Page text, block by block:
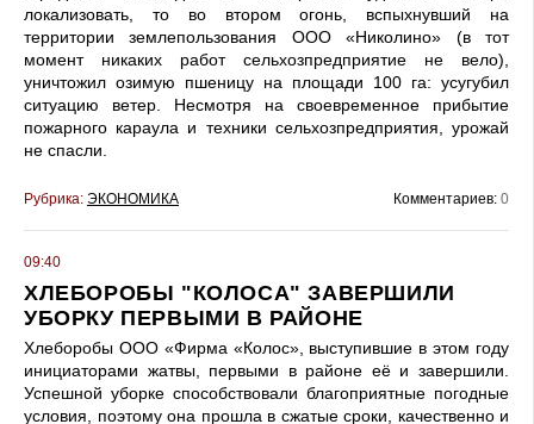
локализовать, то во втором огонь, вспыхнувший на
территории землепользования ООО «Николино» (в тот
момент никаких работ сельхозпредприятие не вело),
уничтожил озимую пшеницу на площади 100 га: усугубил
ситуацию ветер. Несмотря на своевременное прибытие
пожарного караула и техники сельхозпредприятия, урожай
не спасли.
Рубрика: ЭКОНОМИКА Комментариев: 0
09:40
ХЛЕБОРОБЫ "КОЛОСА" ЗАВЕРШИЛИ
УБОРКУ ПЕРВЫМИ В РАЙОНЕ
Хлеборобы ООО «Фирма «Колос», выступившие в этом году
инициаторами жатвы, первыми в районе её и завершили.
Успешной уборке способствовали благоприятные погодные
условия, поэтому она прошла в сжатые сроки, качественно и